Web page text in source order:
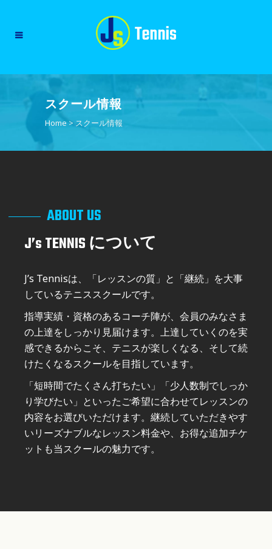
スクール情報
Home > スクール情報
ABOUT US
J’s TENNIS について
J’s Tennisは、「レッスンの質」と「継続」を大事
しているテニススクールです。
指導実績・資格のあるコーチ陣が、会員のみなさま
の上達をしっかり見届けます。上達していくのを実
感できるからこそ、テニスが楽しくなる、そして続
けたくなるスクールを目指しています。
「短時間でたくさん打ちたい」「少人数制でしっか
り学びたい」といったご希望に合わせてレッスンの
内容をお選びいただけます。継続していただきやす
いリーズナブルなレッスン料金や、お得な追加チケ
ットも当スクールの魅力です。